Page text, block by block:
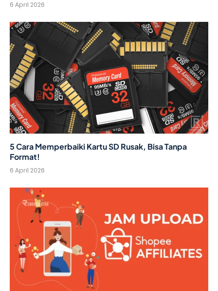
6 April 2026
5 Cara Memperbaiki Kartu SD Rusak, Bisa Tanpa
Format!
6 April 2026